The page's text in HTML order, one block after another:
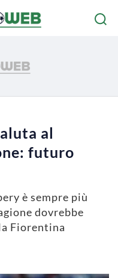
al
futuro
è sempre più
dovrebbe
Fiorentina